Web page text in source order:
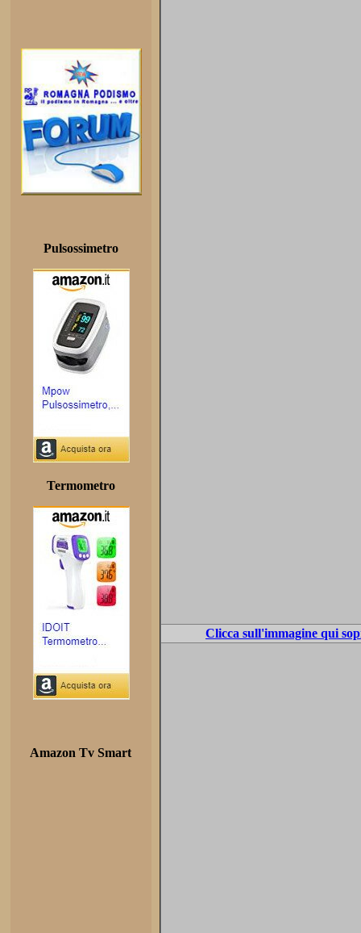
Clicca sull'immagine qui
Pulsossimetro
Termometro
Amazon Tv Smart